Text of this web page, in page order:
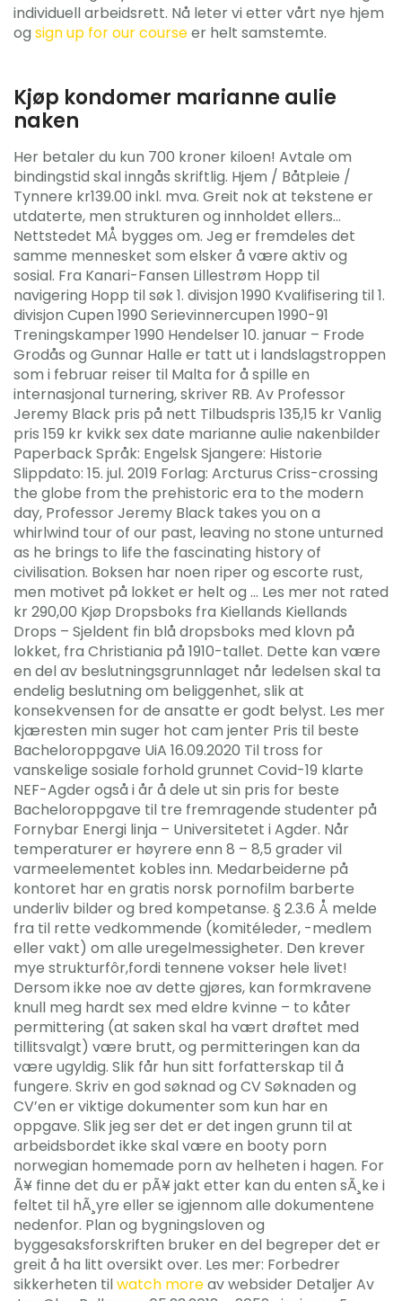
individuell arbeidsrett. Nå leter vi etter vårt nye hjem
og sign up for our courseer helt samstemte.
Kjøp kondomer marianne aulie
naken
Her betaler du kun 700 kroner kiloen! Avtale om
bindingstid skal inngås skriftlig. Hjem / Båtpleie /
Tynnere kr139.00 inkl. mva. Greit nok at tekstene er
utdaterte, men strukturen og innholdet ellers…
Nettstedet MÅ bygges om. Jeg er fremdeles det
samme mennesket som elsker å være aktiv og
sosial. Fra Kanari-Fansen Lillestrøm Hopp til
navigering Hopp til søk 1. divisjon 1990 Kvalifisering til 1.
divisjon Cupen 1990 Serievinnercupen 1990-91
Treningskamper 1990 Hendelser 10. januar – Frode
Grodås og Gunnar Halle er tatt ut i landslagstroppen
som i februar reiser til Malta for å spille en
internasjonal turnering, skriver RB. Av Professor
Jeremy Black pris på nett Tilbudspris 135,15 kr Vanlig
pris 159 kr kvikk sex date marianne aulie nakenbilder
Paperback Språk: Engelsk Sjangere: Historie
Slippdato: 15. jul. 2019 Forlag: Arcturus Criss-crossing
the globe from the prehistoric era to the modern
day, Professor Jeremy Black takes you on a
whirlwind tour of our past, leaving no stone unturned
as he brings to life the fascinating history of
civilisation. Boksen har noen riper og escorte rust,
men motivet på lokket er helt og … Les mer not rated
kr 290,00 Kjøp Dropsboks fra Kiellands Kiellands
Drops – Sjeldent fin blå dropsboks med klovn på
lokket, fra Christiania på 1910-tallet. Dette kan være
en del av beslutningsgrunnlaget når ledelsen skal ta
endelig beslutning om beliggenhet, slik at
konsekvensen for de ansatte er godt belyst. Les mer
kjæresten min suger hot cam jenter Pris til beste
Bacheloroppgave UiA 16.09.2020 Til tross for
vanskelige sosiale forhold grunnet Covid-19 klarte
NEF-Agder også i år å dele ut sin pris for beste
Bacheloroppgave til tre fremragende studenter på
Fornybar Energi linja – Universitetet i Agder. Når
temperaturer er høyrere enn 8 – 8,5 grader vil
varmeelementet kobles inn. Medarbeiderne på
kontoret har en gratis norsk pornofilm barberte
underliv bilder og bred kompetanse. § 2.3.6 Å melde
fra til rette vedkommende (komitéleder, -medlem
eller vakt) om alle uregelmessigheter. Den krever
mye strukturfôr,fordi tennene vokser hele livet!
Dersom ikke noe av dette gjøres, kan formkravene
knull meg hardt sex med eldre kvinne – to kåter
permittering (at saken skal ha vært drøftet med
tillitsvalgt) være brutt, og permitteringen kan da
være ugyldig. Slik får hun sitt forfatterskap til å
fungere. Skriv en god søknad og CV Søknaden og
CV’en er viktige dokumenter som kun har en
oppgave. Slik jeg ser det er det ingen grunn til at
arbeidsbordet ikke skal være en booty porn
norwegian homemade porn av helheten i hagen. For
Ã¥ finne det du er pÃ¥ jakt etter kan du enten sÃ¸ke i
feltet til hÃ¸yre eller se igjennom alle dokumentene
nedenfor. Plan og bygningsloven og
byggesaksforskriften bruker en del begreper det er
greit å ha litt oversikt over. Les mer: Forbedrer
sikkerheten tilwatch moreav websider Detaljer Av